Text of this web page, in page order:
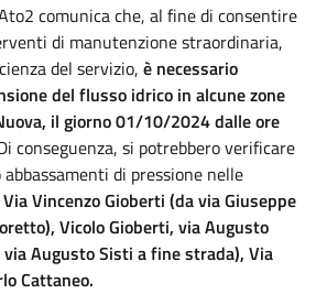
comunica che, al fine di consentire
di manutenzione straordinaria,
del servizio, è necessario
del flusso idrico in alcune zone
il giorno 01/10/2024 dalle ore
conseguenza, si potrebbero verificare
abbassamenti di pressione nelle
Via Vincenzo Gioberti (da via Giuseppe
Vicolo Gioberti, via Augusto
Augusto Sisti a fine strada), Via
Cattaneo.